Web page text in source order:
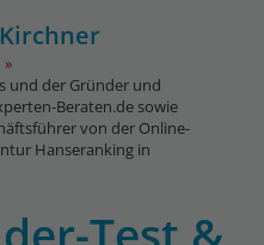
und der Gründer und
Beraten.de sowie
von der Online-
Hanseranking in